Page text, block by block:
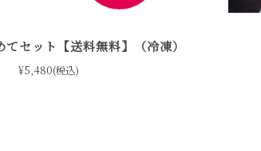
セット【送料無料】（冷凍）
¥5,480(税込)